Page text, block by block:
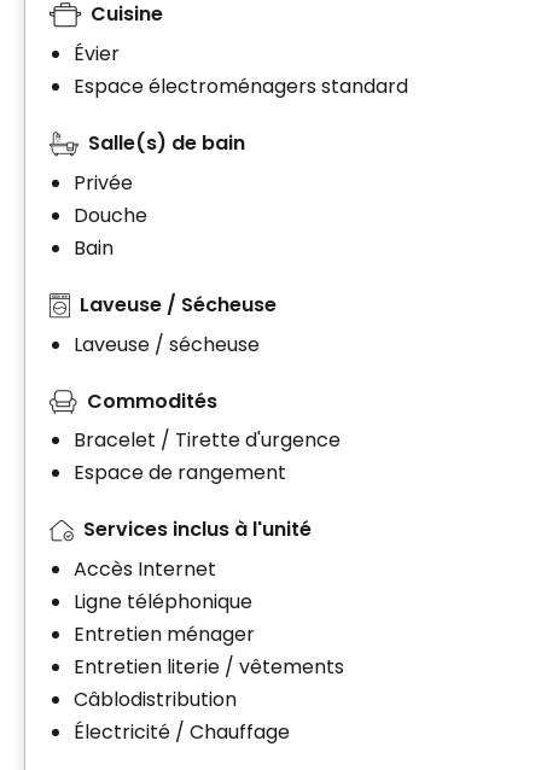
Cuisine
Évier
Espace électroménagers standard
Salle(s) de bain
Privée
Douche
Bain
Laveuse / Sécheuse
Laveuse / sécheuse
Commodités
Bracelet / Tirette d'urgence
Espace de rangement
Services inclus à l'unité
Accès Internet
Ligne téléphonique
Entretien ménager
Entretien literie / vêtements
Câblodistribution
Électricité / Chauffage